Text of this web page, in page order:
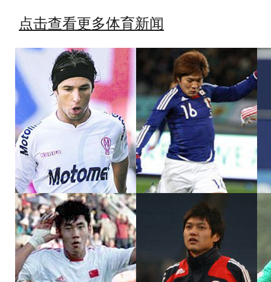
点击查看更多体育新闻